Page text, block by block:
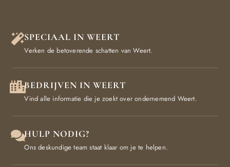
SPECIAAL IN WEERT
Verken de betoverende schatten van Weert.
BEDRIJVEN IN WEERT
Vind alle informatie die je zoekt over ondernemend Weert.
HULP NODIG?
Ons deskundige team staat klaar om je te helpen.